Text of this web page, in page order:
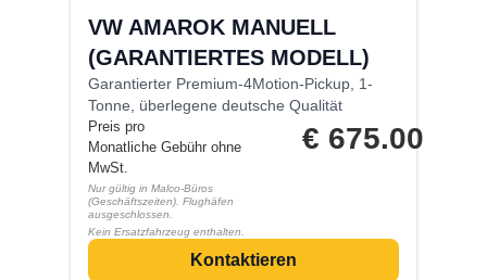
VW AMAROK MANUELL
(GARANTIERTES MODELL)
Garantierter Premium-4Motion-Pickup, 1-
Tonne, überlegene deutsche Qualität
Preis pro
Monatliche Gebühr ohne
MwSt.
Nur gültig in Malco-Büros
(Geschäftszeiten). Flughäfen
ausgeschlossen.
Kein Ersatzfahrzeug enthalten.
€ 675.00
Kontaktieren